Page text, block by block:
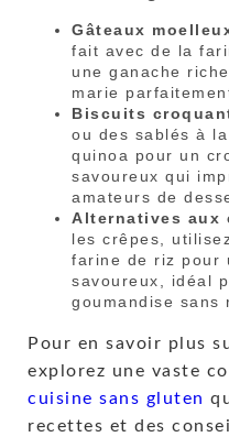
Gâteaux
fait avec de la
une ganache
marie
Biscuits
ou des sablés à
quinoa pour un
savoureux qui
amateurs de
Alternatives aux
les crêpes,
farine de riz pour
savoureux, idéal
goumandise sans
Pour en savoir plus
explorez une vaste
cuisine sans gluten
recettes et des